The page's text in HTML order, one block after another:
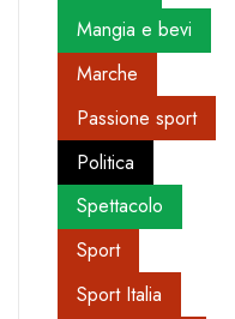
Mangia e bevi
Marche
Passione sport
Politica
Spettacolo
Sport
Sport Italia